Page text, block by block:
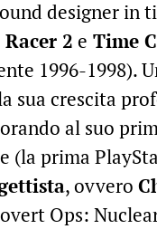
designer in
2 e Time
1996-1998).
sua crescita
al suo
(la prima
, ovvero
Ops: